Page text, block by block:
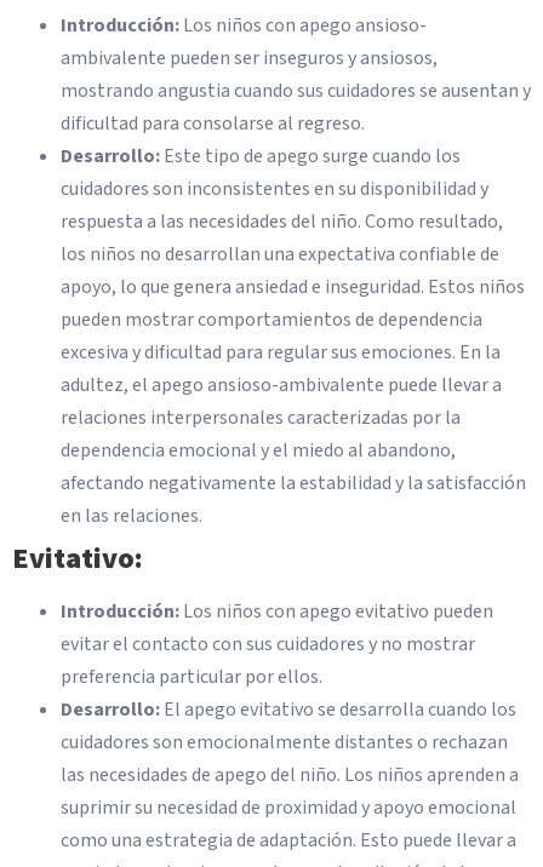
Introducción:Los niños con apego ansioso-
ambivalente pueden ser inseguros y ansiosos,
mostrando angustia cuando sus cuidadores se ausentan y
dificultad para consolarse al regreso.
Desarrollo:Este tipo de apego surge cuando los
cuidadores son inconsistentes en su disponibilidad y
respuesta a las necesidades del niño. Como resultado,
los niños no desarrollan una expectativa confiable de
apoyo, lo que genera ansiedad e inseguridad. Estos niños
pueden mostrar comportamientos de dependencia
excesiva y dificultad para regular sus emociones. En la
adultez, el apego ansioso-ambivalente puede llevar a
relaciones interpersonales caracterizadas por la
dependencia emocional y el miedo al abandono,
afectando negativamente la estabilidad y la satisfacción
en las relaciones.
Evitativo:
Introducción:Los niños con apego evitativo pueden
evitar el contacto con sus cuidadores y no mostrar
preferencia particular por ellos.
Desarrollo:El apego evitativo se desarrolla cuando los
cuidadores son emocionalmente distantes o rechazan
las necesidades de apego del niño. Los niños aprenden a
suprimir su necesidad de proximidad y apoyo emocional
como una estrategia de adaptación. Esto puede llevar a